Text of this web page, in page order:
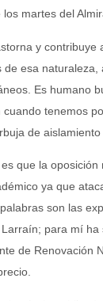
martes del
y contribuye
esa naturaleza,
Es humano
tenemos
de aislamiento
que la oposición
ya que
son las
para mí ha
de Renovación